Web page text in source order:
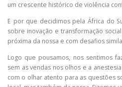
um crescente histórico de violência
E por que decidimos pela África do
sobre inovação e transformação
próxima da nossa e com desafios
Logo que pousamos, nos sentimos
sem as vendas nos olhos e a
com o olhar atento para as questões